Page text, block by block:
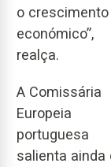
o crescimento
económico”,
realça.
A Comissária
Europeia
portuguesa
salienta ainda